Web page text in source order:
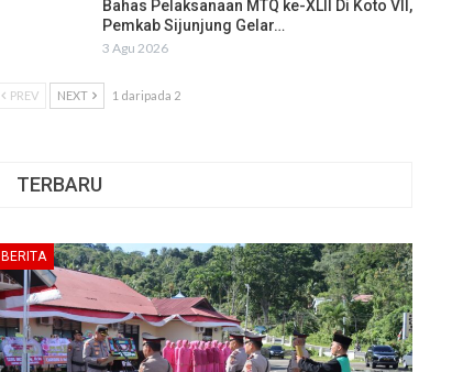
Bahas Pelaksanaan MTQ ke-XLII Di Koto VII,
Pemkab Sijunjung Gelar…
3 Agu 2026
PREV NEXT 1 daripada 2
TERBARU
BERITA